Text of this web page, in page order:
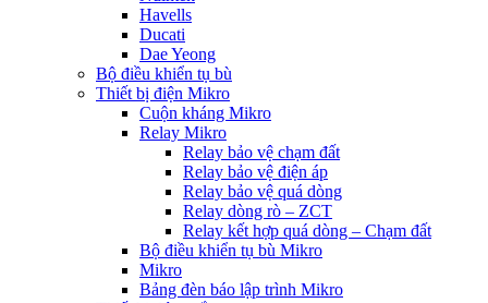
Havells
Ducati
Dae Yeong
Bộ điều khiển tụ bù
Thiết bị điện Mikro
Cuộn kháng Mikro
Relay Mikro
Relay bảo vệ chạm đất
Relay bảo vệ điện áp
Relay bảo vệ quá dòng
Relay dòng rò – ZCT
Relay kết hợp quá dòng – Chạm đất
Bộ điều khiển tụ bù Mikro
Mikro
Bảng đèn báo lập trình Mikro